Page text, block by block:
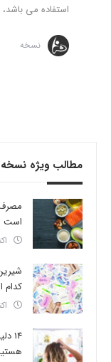
استفاده می
نسخه
مطالب ویژه نسخه
است